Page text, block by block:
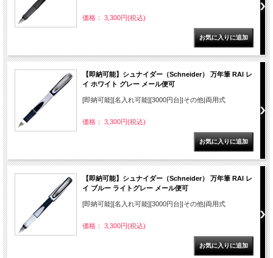
価格： 3,300円(税込)
【即納可能】シュナイダー（Schneider） 万年筆 RAI レ
イ ホワイト グレー メール便可
[即納可能][名入れ可能][3000円台]|その他|両用式
価格： 3,300円(税込)
【即納可能】シュナイダー（Schneider） 万年筆 RAI レ
イ ブルー ライトグレー メール便可
[即納可能][名入れ可能][3000円台]|その他|両用式
価格： 3,300円(税込)